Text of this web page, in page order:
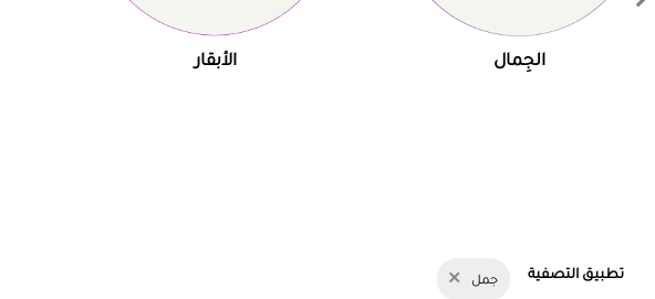
الجِمال الأبقار
تطبيق التصفية جمل